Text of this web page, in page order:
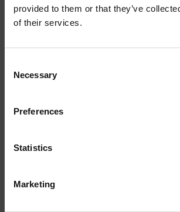
provided to them or that they’ve
of their services.
Selection
Necessary
Preferences
Statistics
Marketing
speyside whisky
fresco ci penserà il BenRiach
ghiaccio, […]
ISCRIVITI ALLA
Resta aggiornato su tutte le ultime